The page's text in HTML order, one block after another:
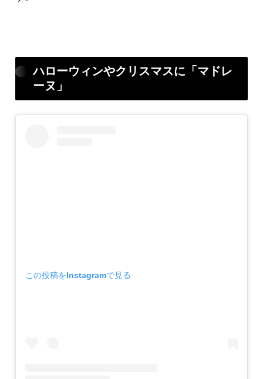
ハローウィンやクリスマスに「マドレ
ーヌ」
この投稿をInstagramで見る